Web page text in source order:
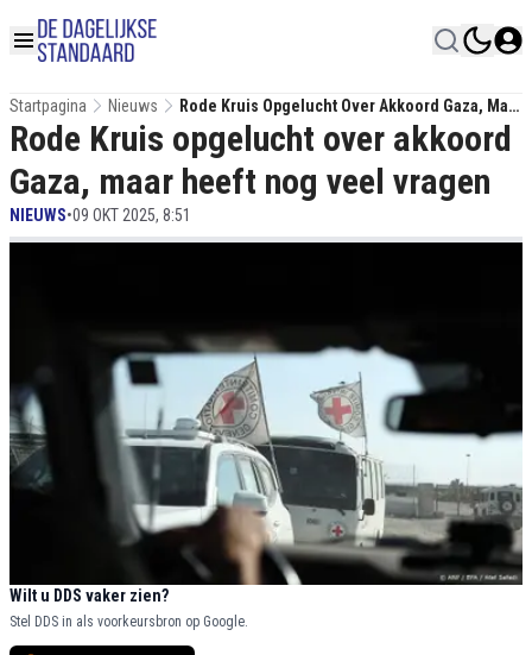
Startpagina Nieuws
Rode Kruis Opgelucht Over Akkoord Gaza, Maar
Heeft Nog Veel Vragen
Rode Kruis opgelucht over akkoord
Gaza, maar heeft nog veel vragen
NIEUWS•09 OKT 2025, 8:51
Wilt u DDS vaker zien?
Stel DDS in als voorkeursbron op Google.